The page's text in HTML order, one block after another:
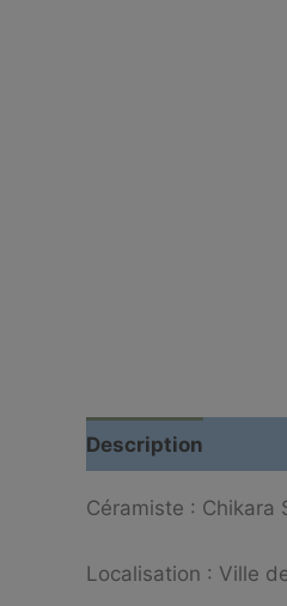
Description
Céramiste : Chikara
Localisation : Ville